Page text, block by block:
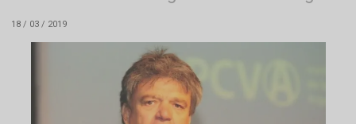
18 / 03 / 2019